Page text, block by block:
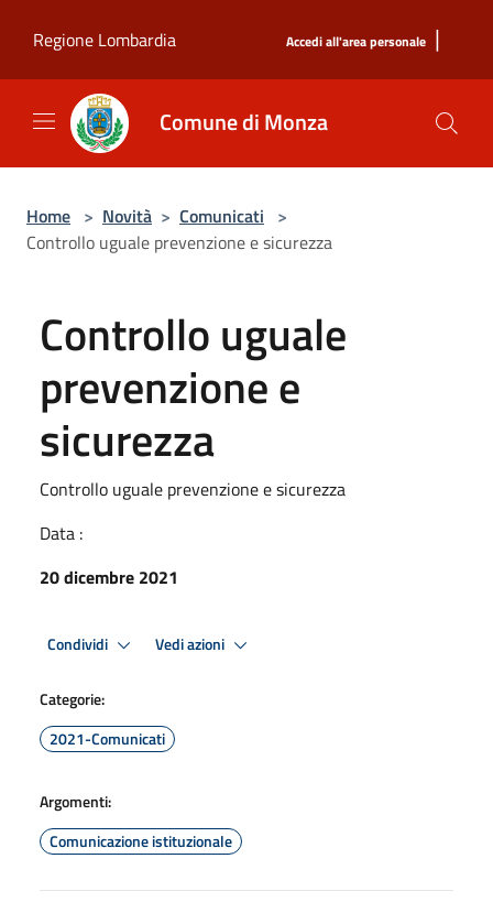
Regione Lombardia
Accedi all'area personale |
Comune di Monza
Home > Novità > Comunicati >
Controllo uguale prevenzione e sicurezza
Controllo uguale
prevenzione e
sicurezza
Controllo uguale prevenzione e sicurezza
Data :
20 dicembre 2021
Condividi Vedi azioni
Categorie:
2021-Comunicati
Argomenti:
Comunicazione istituzionale